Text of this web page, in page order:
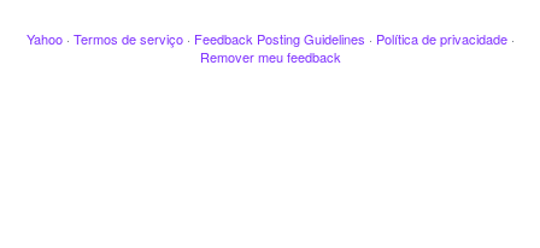
Yahoo · Termos de serviço · Feedback Posting Guidelines · Política de privacidade ·
Remover meu feedback